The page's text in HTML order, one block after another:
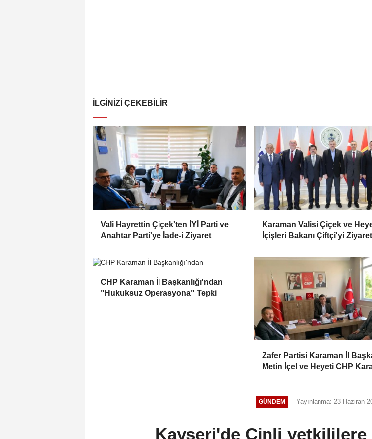
İLGINIZI ÇEKEBILIR
Vali Hayrettin Çiçek'ten İYİ Parti ve
Anahtar Parti'ye İade-i Ziyaret
Karaman Valisi Çiçek ve
İçişleri Bakanı Çiftçi'yi
CHP Karaman İl Başkanlığı'ndan
"Hukuksuz Operasyona" Tepki
Zafer Partisi Karaman İl
Metin İçel ve Heyeti CHP
GÜNDEM Yayınlanma: 23 Haziran
Kayseri'de Çinli